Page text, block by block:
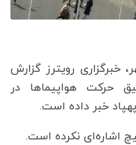
خبرگزاری رویترز گزارش
حرکت هواپیماها در
خبر داده است.
اشاره‌ای نکرده است.